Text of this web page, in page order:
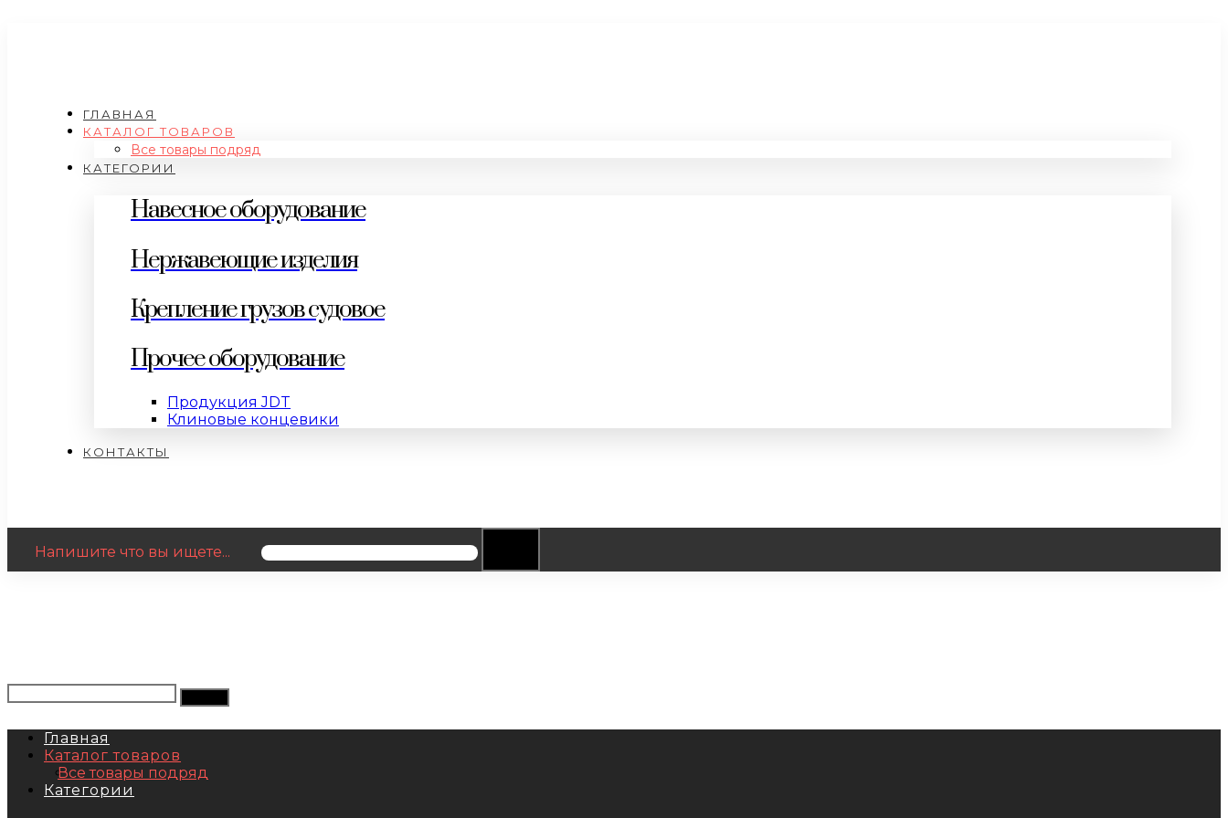
ГЛАВНАЯ
КАТАЛОГ ТОВАРОВ
Все товары подряд
КАТЕГОРИИ
Навесное оборудование
Нержавеющие изделия
Крепление грузов судовое
Прочее оборудование
Продукция JDT
Клиновые концевики
КОНТАКТЫ
Напишите что вы ищете...
Главная
Каталог товаров
Все товары подряд
Категории